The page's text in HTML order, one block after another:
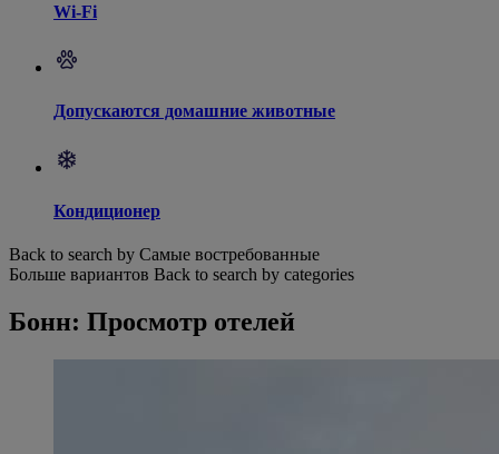
Wi-Fi
Допускаются домашние животные
Кондиционер
Back to search by Самые востребованные
Больше вариантов Back to search by categories
Бонн: Просмотр отелей